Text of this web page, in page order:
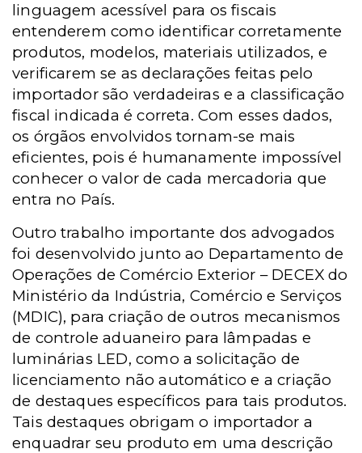
linguagem acessível para os fiscais
entenderem como identificar corretamente
produtos, modelos, materiais utilizados, e
verificarem se as declarações feitas pelo
importador são verdadeiras e a classificação
fiscal indicada é correta. Com esses dados,
os órgãos envolvidos tornam-se mais
eficientes, pois é humanamente impossível
conhecer o valor de cada mercadoria que
entra no País.
Outro trabalho importante dos advogados
foi desenvolvido junto ao Departamento de
Operações de Comércio Exterior – DECEX do
Ministério da Indústria, Comércio e Serviços
(MDIC), para criação de outros mecanismos
de controle aduaneiro para lâmpadas e
luminárias LED, como a solicitação de
licenciamento não automático e a criação
de destaques específicos para tais produtos.
Tais destaques obrigam o importador a
enquadrar seu produto em uma descrição